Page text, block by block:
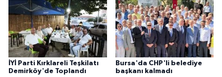
İYİ Parti Kırklareli Teşkilatı
Demirköy'de Toplandı
Bursa'da CHP'li belediye
başkanı kalmadı